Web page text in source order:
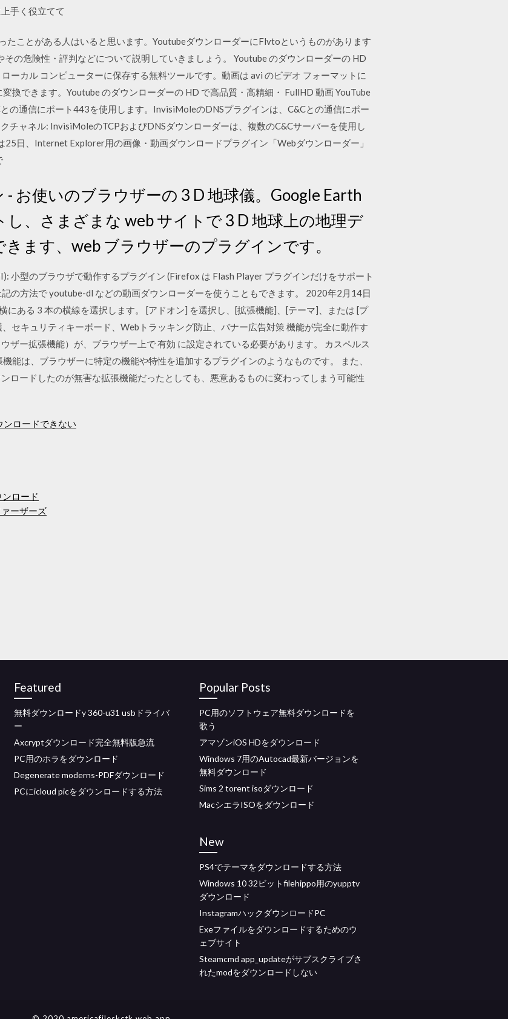
手く役立てて
たことがある人はいると思います。YoutubeダウンローダーにFlvtoというものがあります
の危険性・評判などについて説明していきましょう。 Youtube のダウンローダーの HD
ーカル コンピューターに保存する無料ツールです。動画は avi のビデオ フォーマットに
換できます。Youtube のダウンローダーの HD で高品質・高精細・ FullHD 動画 YouTube
の通信にポート443を使用します。InvisiMoleのDNSプラグインは、C&Cとの通信にポー
チャネル: InvisiMoleのTCPおよびDNSダウンローダーは、複数のC&Cサーバーを使用し
日、Internet Explorer用の画像・動画ダウンロードプラグイン「Webダウンローダー」
- お使いのブラウザーの 3 D 地球儀。Google Earth
、さまざまな web サイトで 3 D 地球上の地理デ
ます、web ブラウザーのプラグインです。
小型のブラウザで動作するプラグイン (Firefox は Flash Player プラグインだけをサポート
記の方法で youtube-dl などの動画ダウンローダーを使うこともできます。 2020年2月14日
にある 3 本の横線を選択します。 [アドオン] を選択し、[拡張機能]、[テーマ]、または [プ
セキュリティキーボード、Webトラッキング防止、バナー広告対策 機能が完全に動作す
ザー拡張機能）が、ブラウザー上で 有効 に設定されている必要があります。 カスペルス
能は、ブラウザーに特定の機能や特性を追加するプラグインのようなものです。 また、
ロードしたのが無害な拡張機能だったとしても、悪意あるものに変わってしまう可能性
ロードできない
ロード
ーザーズ
Featured
無料ダウンロードy 360-u31 usbドライバ
ー
Axcryptダウンロード完全無料版急流
PC用のホラをダウンロード
Degenerate moderns-PDFダウンロード
PCにicloud picをダウンロードする方法
Popular Posts
PC用のソフトウェア無料ダウンロードを
歌う
アマゾンiOS HDをダウンロード
Windows 7用のAutocad最新バージョンを
無料ダウンロード
Sims 2 torent isoダウンロード
MacシエラISOをダウンロード
New
PS4でテーマをダウンロードする方法
Windows 10 32ビットfilehippo用のyupptv
ダウンロード
InstagramハックダウンロードPC
Exeファイルをダウンロードするためのウ
ェブサイト
Steamcmd app_updateがサブスクライブさ
れたmodをダウンロードしない